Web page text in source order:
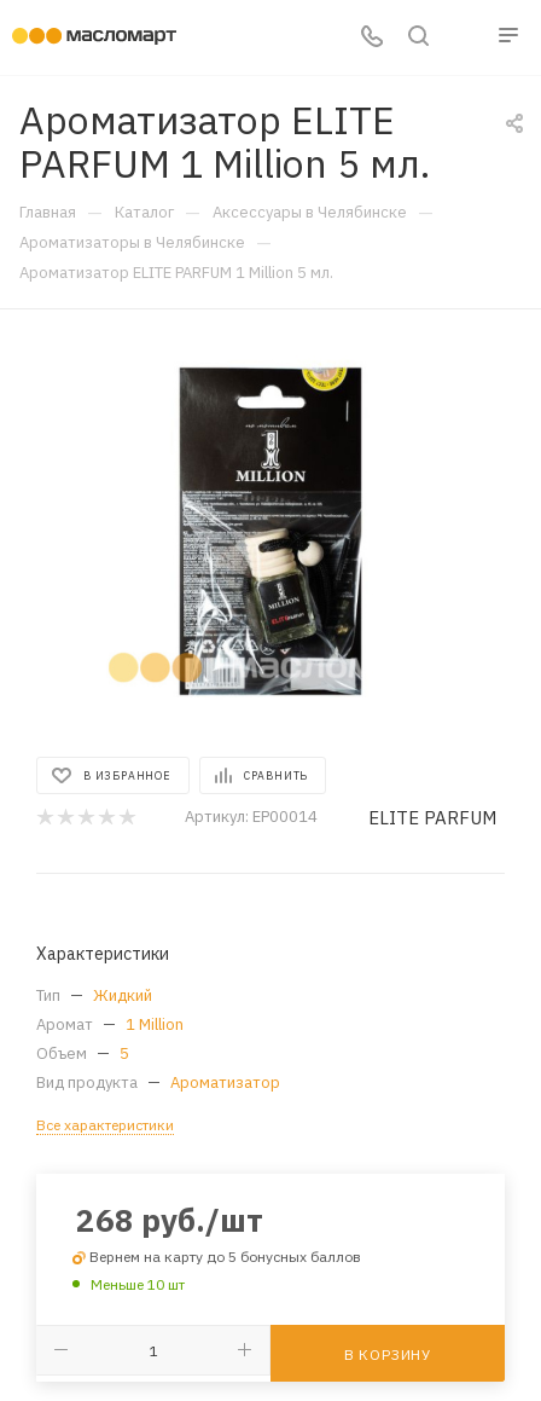
Ароматизатор ELITE
PARFUM 1 Million 5 мл.
Главная — Каталог — Аксессуары в Челябинске —
Ароматизаторы в Челябинске —
Ароматизатор ELITE PARFUM 1 Million 5 мл.
В ИЗБРАННОЕ СРАВНИТЬ
Артикул: EP00014 ELITE PARFUM
Характеристики
Тип — Жидкий
Аромат — 1 Million
Объем — 5
Вид продукта — Ароматизатор
Все характеристики
268 руб./шт
Вернем на карту до 5 бонусных баллов
Меньше 10 шт
В КОРЗИНУ